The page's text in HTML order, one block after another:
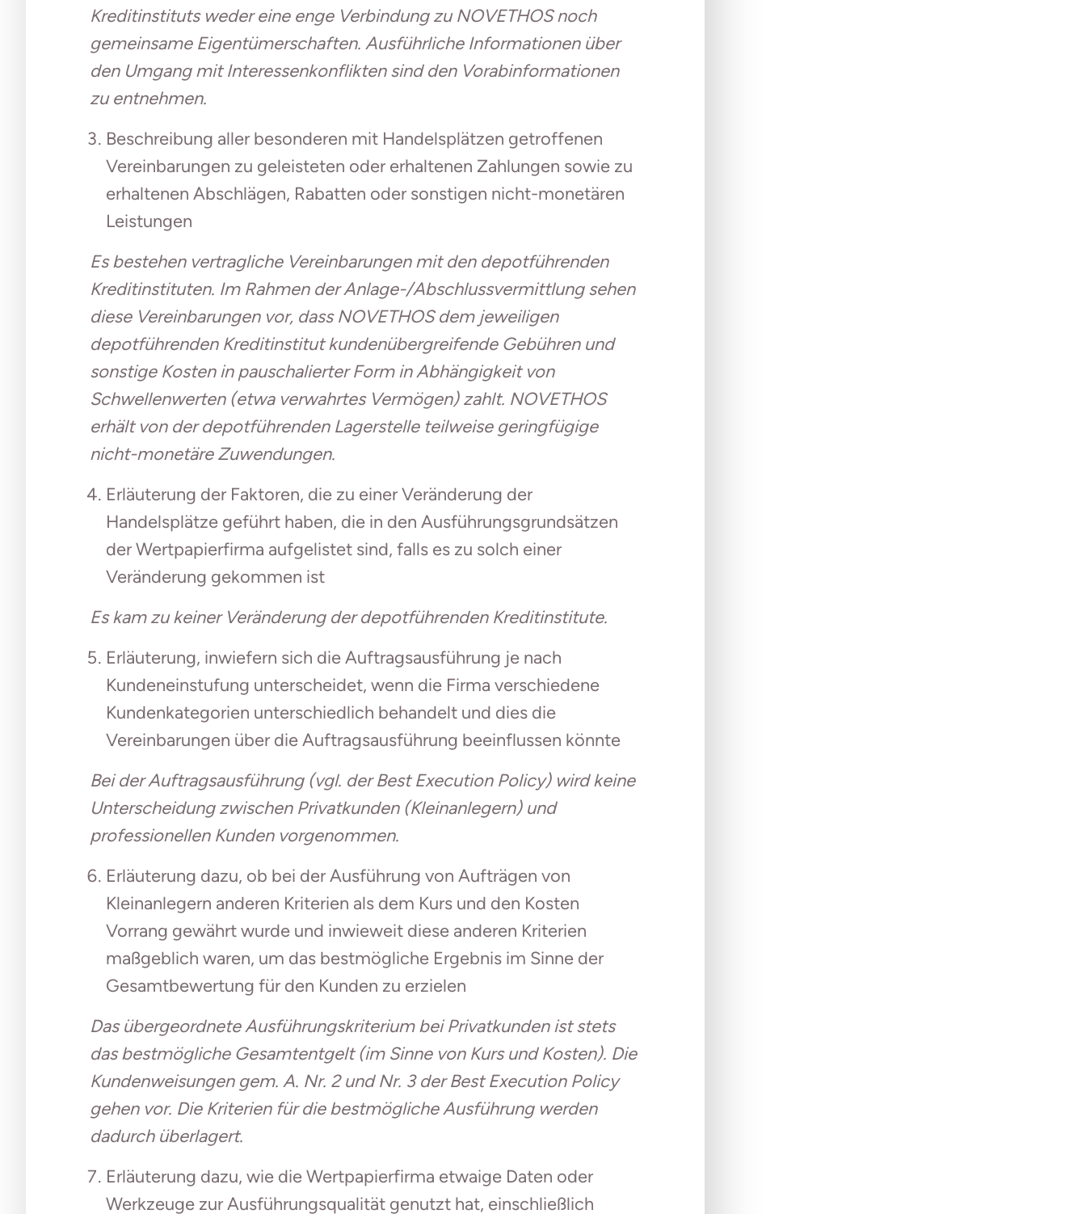
Kreditinstituts weder eine enge Verbindung zu NOVETHOS noch
gemeinsame Eigentümerschaften. Ausführliche Informationen über
den Umgang mit Interessenkonflikten sind den Vorabinformationen
zu entnehmen.
Beschreibung aller besonderen mit Handelsplätzen getroffenen
Vereinbarungen zu geleisteten oder erhaltenen Zahlungen sowie zu
erhaltenen Abschlägen, Rabatten oder sonstigen nicht-monetären
Leistungen
Es bestehen vertragliche Vereinbarungen mit den depotführenden
Kreditinstituten. Im Rahmen der Anlage-/Abschlussvermittlung sehen
diese Vereinbarungen vor, dass NOVETHOS dem jeweiligen
depotführenden Kreditinstitut kundenübergreifende Gebühren und
sonstige Kosten in pauschalierter Form in Abhängigkeit von
Schwellenwerten (etwa verwahrtes Vermögen) zahlt. NOVETHOS
erhält von der depotführenden Lagerstelle teilweise geringfügige
nicht-monetäre Zuwendungen.
Erläuterung der Faktoren, die zu einer Veränderung der
Handelsplätze geführt haben, die in den Ausführungsgrundsätzen
der Wertpapierfirma aufgelistet sind, falls es zu solch einer
Veränderung gekommen ist
Es kam zu keiner Veränderung der depotführenden Kreditinstitute.
Erläuterung, inwiefern sich die Auftragsausführung je nach
Kundeneinstufung unterscheidet, wenn die Firma verschiedene
Kundenkategorien unterschiedlich behandelt und dies die
Vereinbarungen über die Auftragsausführung beeinflussen könnte
Bei der Auftragsausführung (vgl. der Best Execution Policy) wird keine
Unterscheidung zwischen Privatkunden (Kleinanlegern) und
professionellen Kunden vorgenommen.
Erläuterung dazu, ob bei der Ausführung von Aufträgen von
Kleinanlegern anderen Kriterien als dem Kurs und den Kosten
Vorrang gewährt wurde und inwieweit diese anderen Kriterien
maßgeblich waren, um das bestmögliche Ergebnis im Sinne der
Gesamtbewertung für den Kunden zu erzielen
Das übergeordnete Ausführungskriterium bei Privatkunden ist stets
das bestmögliche Gesamtentgelt (im Sinne von Kurs und Kosten). Die
Kundenweisungen gem. A. Nr. 2 und Nr. 3 der Best Execution Policy
gehen vor. Die Kriterien für die bestmögliche Ausführung werden
dadurch überlagert.
Erläuterung dazu, wie die Wertpapierfirma etwaige Daten oder
Werkzeuge zur Ausführungsqualität genutzt hat, einschließlich